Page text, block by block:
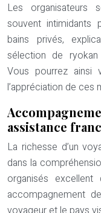
Les organisateurs
souvent intimidants
bains privés,
sélection de
Vous pourrez ainsi
l’appréciation de ces
assistance
La richesse d’un
dans la
organisés
accompagnement